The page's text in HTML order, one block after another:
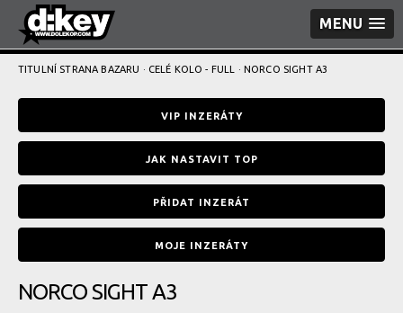
MENU
TITULNÍ STRANA BAZARU · CELÉ KOLO - FULL · NORCO SIGHT A3
VIP INZERÁTY
JAK NASTAVIT TOP
PŘIDAT INZERÁT
MOJE INZERÁTY
NORCO SIGHT A3